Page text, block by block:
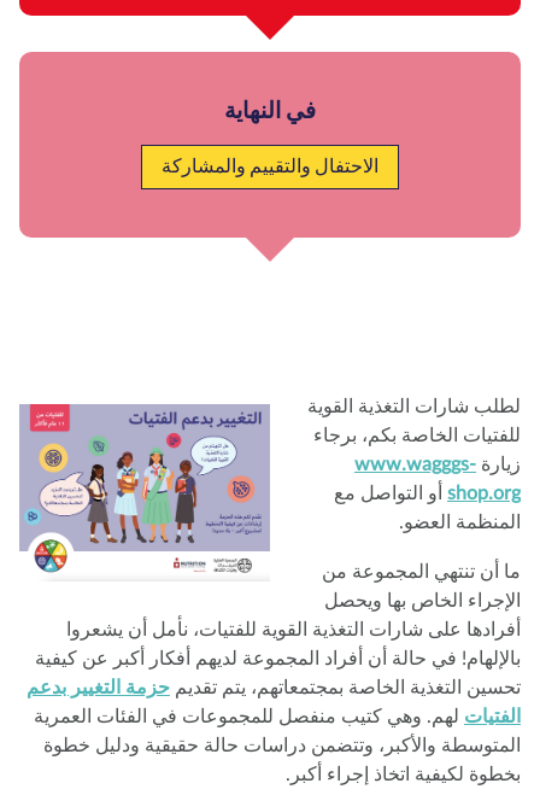
في النهاية
الاحتفال والتقييم والمشاركة
شارات التغذية القوية
الخاصة بكم، برجاء
www.wagggs-
أو التواصل مع
العضو.
أن تنتهي المجموعة من
الخاص بها ويحصل
على شارات التغذية القوية للفتيات، نأمل أن يشعروا
في حالة أن أفراد المجموعة لديهم أفكار أكبر عن كيفية
التغذية الخاصة بمجتمعاتهم، يتم تقديمحزمة التغيير بدعم
لهم. وهي كتيب منفصل للمجموعات في الفئات العمرية
والأكبر، وتتضمن دراسات حالة حقيقية ودليل خطوة
لكيفية اتخاذ إجراء أكبر.